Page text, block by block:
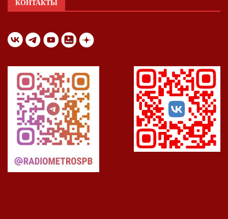
КОНТАКТЫ